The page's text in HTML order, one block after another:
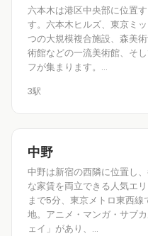
六本木は港区中央部に位置
す。六本木ヒルズ、東京ミ
つの大規模複合施設、森美
術館などの一流美術館、そ
フが集まります。…
3駅
中野
中野は新宿の西隣に位置し
な家賃を両立できる人気エ
まで5分、東京メトロ東西
地。アニメ・マンガ・サブ
ェイ」があり、…